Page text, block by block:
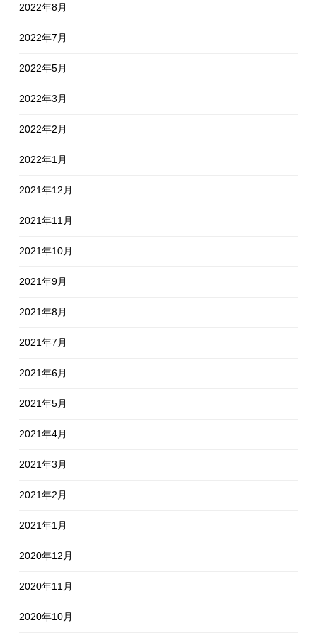
2022年8月
2022年7月
2022年5月
2022年3月
2022年2月
2022年1月
2021年12月
2021年11月
2021年10月
2021年9月
2021年8月
2021年7月
2021年6月
2021年5月
2021年4月
2021年3月
2021年2月
2021年1月
2020年12月
2020年11月
2020年10月